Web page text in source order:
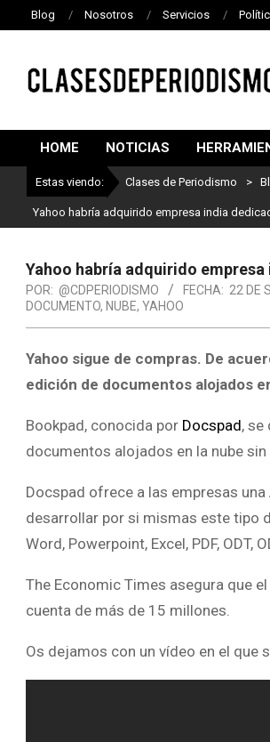
Blog Nosotros Servicios
DE
PERIODISMO
HOME NOTICIAS
Estas viendo: Clases de Periodismo >
Yahoo habría adquirido empresa india
Yahoo habría adquirido
POR: @CDPERIODISMO FECHA: 22 DE
DOCUMENTO, NUBE, YAHOO
Yahoo sigue de compras. De
edición de documentos alojados
Bookpad, conocida por Docspad, se
documentos alojados en la nube
Docspad ofrece a las empresas
desarrollar por si mismas este tipo
Word, Powerpoint, Excel, PDF, ODT,
The Economic Times asegura que
cuenta de más de 15 millones.
Os dejamos con un vídeo en el que